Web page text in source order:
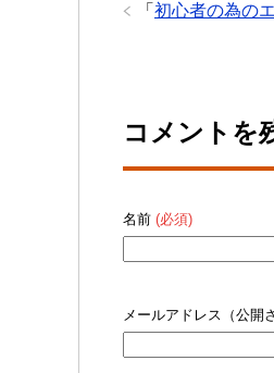
「 初心者の為の
コメントを
名前 (必須)
メールアドレス（公開